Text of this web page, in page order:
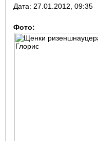
Дата: 27.01.2012, 09:35
Фото: